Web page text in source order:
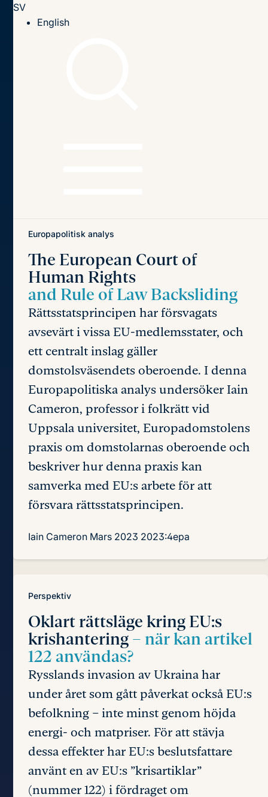
SV
English
Europapolitisk analys
The European Court of
Human Rights
and Rule of Law Backsliding
Rättsstatsprincipen har försvagats
avsevärt i vissa EU-medlemsstater, och
ett centralt inslag gäller
domstolsväsendets oberoende. I denna
Europapolitiska analys undersöker Iain
Cameron, professor i folkrätt vid
Uppsala universitet, Europadomstolens
praxis om domstolarnas oberoende och
beskriver hur denna praxis kan
samverka med EU:s arbete för att
försvara rättsstatsprincipen.
Iain Cameron Mars 2023 2023:4epa
Perspektiv
Oklart rättsläge kring EU:s
krishantering – när kan artikel
122 användas?
Rysslands invasion av Ukraina har
under året som gått påverkat också EU:s
befolkning – inte minst genom höjda
energi- och matpriser. För att stävja
dessa effekter har EU:s beslutsfattare
använt en av EU:s ”krisartiklar”
(nummer 122) i fördraget om